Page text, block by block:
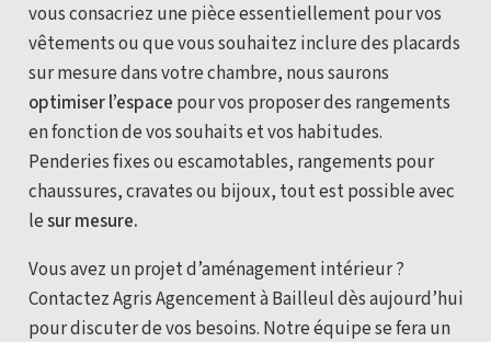
vous consacriez une pièce essentiellement pour vos
vêtements ou que vous souhaitez inclure des placards
sur mesure dans votre chambre, nous saurons
optimiser l’espace pour vos proposer des rangements
en fonction de vos souhaits et vos habitudes.
Penderies fixes ou escamotables, rangements pour
chaussures, cravates ou bijoux, tout est possible avec
lesur mesure.
Vous avez un projet d’aménagement intérieur ?
Contactez Agris Agencement à Bailleul dès aujourd’hui
pour discuter de vos besoins. Notre équipe se fera un